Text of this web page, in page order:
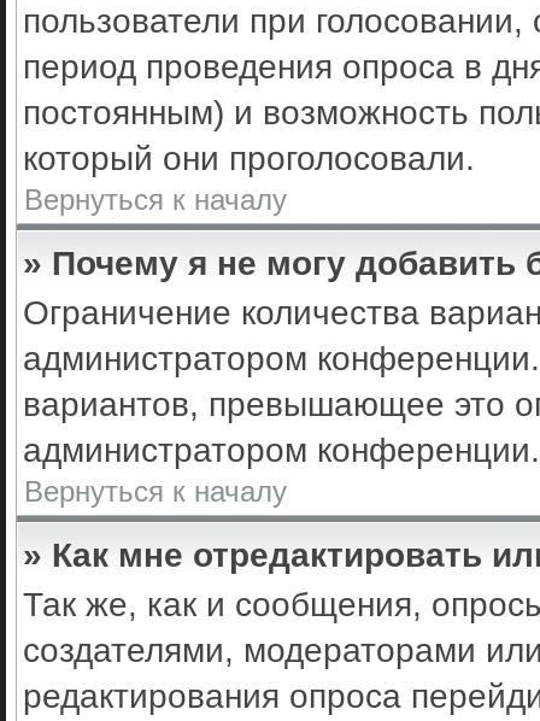
пользователи при
период проведения опроса в
постоянным) и возможность
который они проголосовали.
Вернуться к началу
» Почему я не могу добавить
Ограничение количества
администратором
вариантов, превышающее это
администратором конференции.
Вернуться к началу
» Как мне отредактировать
Так же, как и сообщения,
создателями, модераторами
редактирования опроса